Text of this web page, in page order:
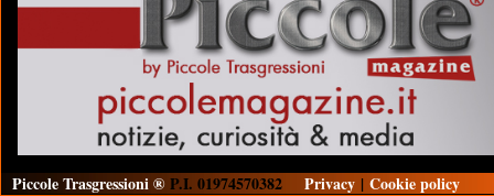
Piccole Trasgressioni ® P.I. 01974570382 Privacy | Cookie policy